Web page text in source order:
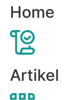
Home
Artikel